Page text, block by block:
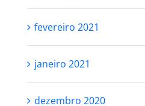
fevereiro 2021
janeiro 2021
dezembro 2020